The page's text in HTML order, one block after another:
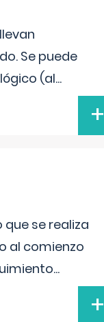
Se puede
(al...
+
se realiza
al comienzo
...
+